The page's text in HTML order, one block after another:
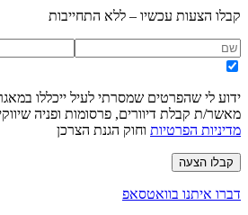
קבלו הצעות עכשיו – ללא התחייבות
ידוע לי שהפרטים שמסרתי לעיל ייכללו
מאשר/ת קבלת דיוורים, פרסומות ופניה
מדיניות הפרטיות וחוק הגנת הצרכן
קבלו הצעה
דברו איתנו בוואטסאפ